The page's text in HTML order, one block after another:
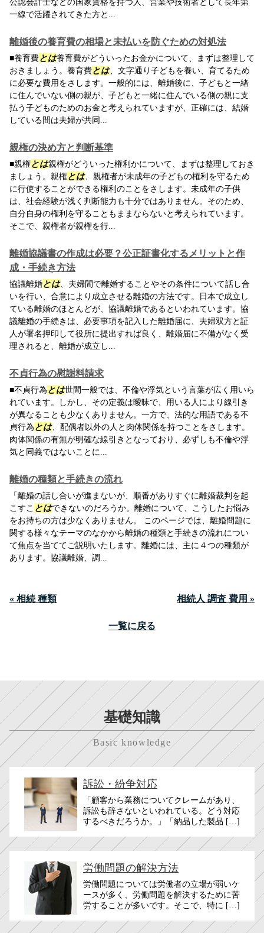
一線で活躍されてきた方と...
離婚後の養育費の相場と未払いを防ぐための対処法
■養育費とは養育費がどういったお金かについて、まずは整理して
おきましょう。養育費とは、文字通り子どもを養い、育てるため
に必要な費用をさします。一般的には、離婚後に、子どもと一緒
に住んでいない側の親が、子どもと一緒に住んでいる側の親に支
払う子どものためのお金と考えられていますが、正確には、結婚
している間は夫婦が共同...
親権の決め方と判断基準
■親権とは親権がどういった権利かについて、まずは整理しておき
ましょう。親権とは、親権者が未成年の子どもの権利を守るため
に行使することができる権利のことをさします。未成年の子供
は、社会経験が浅く判断能力も十分ではありません。そのため、
自分自身の権利を守ることもままならないと考えられています。
そこで、親権者が親権を行...
離婚協議書の作成は必要？公正証書化するメリットと作
成・手続き方法
協議離婚とは、夫婦間で離婚することやその条件について話し合
いを行い、合意により成立させる離婚の方法です。日本で成立し
ている離婚のほとんどが、協議離婚であるといわれています。協
議離婚の手続きは、必要事項を記入した離婚届に、夫婦双方と証
人が署名押印して役所に提出すれば良く、離婚届に不備がなく受
理されると、離婚が成立し...
不貞行為の慰謝料請求
■不貞行為とは世間一般では、不倫や浮気という言葉が広く用いら
れています。しかし、その定義は曖昧で、用いる人により線引き
が異なることも少なくありません。一方で、法的な用語である不
貞行為とは、配偶者以外の人と肉体関係を持つことをさします。
肉体関係の有無が明確な線引きとなっており、必ずしも不倫や浮
気と同義ではないことに...
離婚の種類と手続きの流れ
「離婚の話し合いが進まないが、順番がありすぐに離婚裁判を起
こすこ とはできないのだろうか。離婚について、こうしたお悩み
をお持ちの方は少なくありません。 このページでは、離婚問題に
関する様々なテーマのなかから離婚の種類と手続きの流れについ
て焦点を当ててご説明いたします。離婚には、主に４つの種類が
あります。協議離婚、調...
« 相続 種類 相続人 調査 費用 »
一覧に戻る
基礎知識
Basic knowledge
訴訟・紛争対応
「顧客から業務についてクレームがあり、
訴訟も辞さないといわれている。どう対応
するべきだろうか。」「納品した製品 […]
労働問題の解決方法
労働問題については労働者の立場が弱いケ
ースが多く、労働問題を解決するために苦
労することが多いです。そこで、特に […]